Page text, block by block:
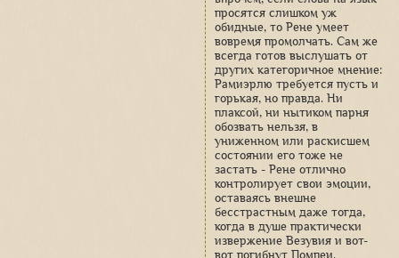
просятся слишком уж
обидные, то Рене умеет
вовремя промолчать. Сам же
всегда готов выслушать от
других категоричное мнение:
Рамиэрлю требуется пусть и
горькая, но правда. Ни
плаксой, ни нытиком парня
обозвать нельзя, в
униженном или раскисшем
состоянии его тоже не
застать - Рене отлично
контролирует свои эмоции,
оставаясь внешне
бесстрастным даже тогда,
когда в душе практически
извержение Везувия и вот-
вот погибнут Помпеи.